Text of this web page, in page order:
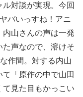
対談が実現。今回
バいっすね！アニ
内山さんの声は一発
声なので、溶けそ
作間。対する内山
「原作の中で山田
て見た目もかっこい